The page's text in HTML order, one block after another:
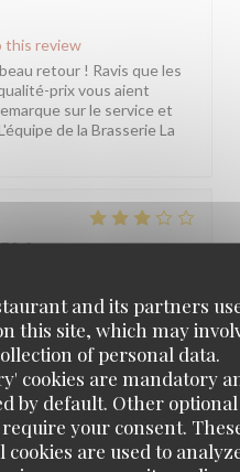
and its partners
this site, which may
of personal data.
cookies are mandatory
by default. Other optional
require your consent.
cookies are used to
this review
retour ! Ravis que les
prix vous aient
sur le service et
de la Brasserie La
2
attendais beaucoup plus!
this review
sincèrement
été à la hauteur de vos